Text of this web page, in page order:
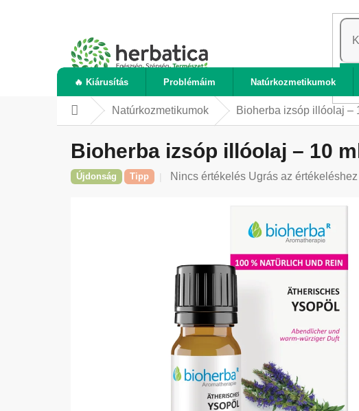
🔥 Kiárusítás Problémáim Natúrkozmetikumok
KezdőlapNatúrkozmetikumok Bioherba izsóp illóolaj –
Bioherba izsóp illóolaj – 10 ml
Újdonság Tipp
A
0,0
csillag.
Nincs értékelés Ugrás az értékeléshez